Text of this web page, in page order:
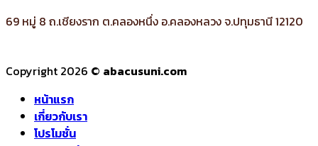
69 หมู่ 8 ถ.เชียงราก ต.คลองหนึ่ง อ.คลองหลวง จ.ปทุมธานี 12120
Copyright 2026 © abacusuni.com
หน้าแรก
เกี่ยวกับเรา
โปรโมชั่น